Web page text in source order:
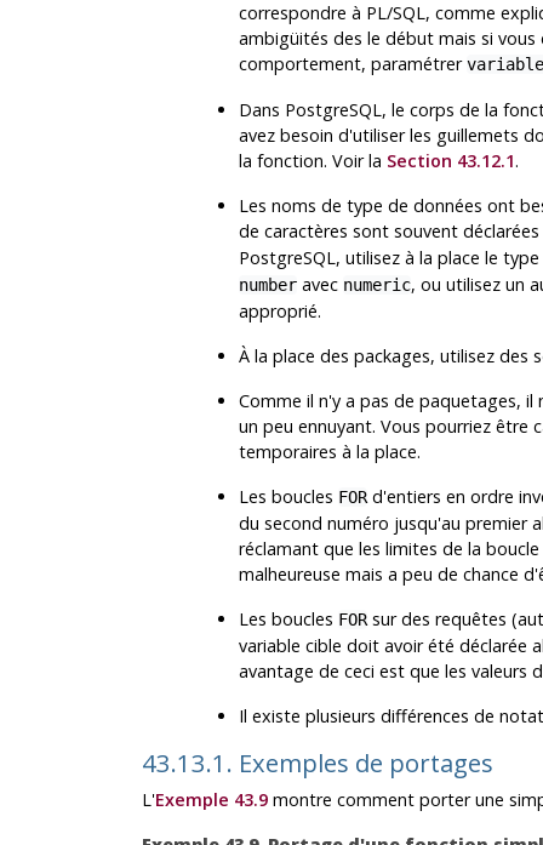
correspondre à PL/SQL, comme
ambigüités des le début mais si
comportement, paramétrer
Dans PostgreSQL, le corps de la
avez besoin d'utiliser les guillemets
la fonction. Voir la Section 43.12.1.
Les noms de type de données ont
de caractères sont souvent
PostgreSQL, utilisez à la place le type
numberavec numeric, ou utilisez un
approprié.
À la place des packages, utilisez des
Comme il n'y a pas de paquetages, il
un peu ennuyant. Vous pourriez être
temporaires à la place.
Les boucles FORd'entiers en ordre
du second numéro jusqu'au premier
réclamant que les limites de la
malheureuse mais a peu de chance
Les boucles FORsur des requêtes
variable cible doit avoir été déclarée
avantage de ceci est que les valeurs
Il existe plusieurs différences de
43.13.1. Exemples de portages
L'Exemple 43.9montre comment porter une